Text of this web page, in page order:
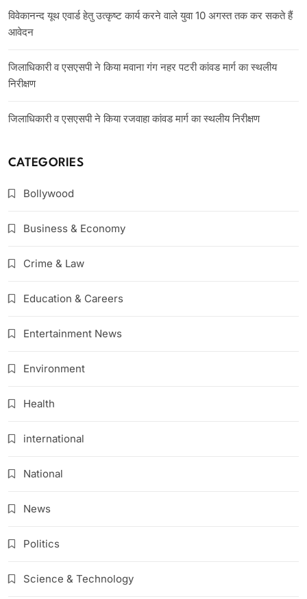
विवेकानन्द यूथ एवार्ड हेतु उत्कृष्ट कार्य करने वाले युवा 10 अगस्त तक कर सकते हैं
आवेदन
जिलाधिकारी व एसएसपी ने किया मवाना गंग नहर पटरी कांवड मार्ग का स्थलीय
निरीक्षण
जिलाधिकारी व एसएसपी ने किया रजवाहा कांवड मार्ग का स्थलीय निरीक्षण
CATEGORIES
Bollywood
Business & Economy
Crime & Law
Education & Careers
Entertainment News
Environment
Health
international
National
News
Politics
Science & Technology